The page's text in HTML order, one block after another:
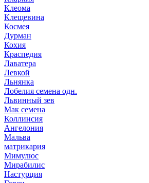
Клеома
Клещевина
Космея
Дурман
Кохия
Краспедия
Лаватера
Левкой
Льнянка
Лобелия семена одн.
Львинный зев
Мак семена
Коллинсия
Ангелония
Мальва
матрикария
Мимулюс
Мирабилис
Настурция